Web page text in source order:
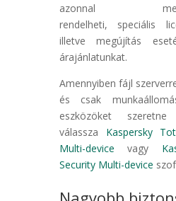
azonnal
rendelheti, speciális
illetve megújítás
árajánlatunkat.
Amennyiben fájl
és csak
eszközöket
válassza Kaspersky
Multi-device vagy
Security Multi-device